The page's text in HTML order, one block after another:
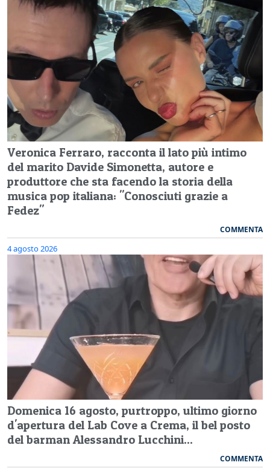
Veronica Ferraro, racconta il lato più intimo
del marito Davide Simonetta, autore e
produttore che sta facendo la storia della
musica pop italiana: "Conosciuti grazie a
Fedez"
COMMENTA
4 agosto 2026
Domenica 16 agosto, purtroppo, ultimo giorno
d'apertura del Lab Cove a Crema, il bel posto
del barman Alessandro Lucchini...
COMMENTA